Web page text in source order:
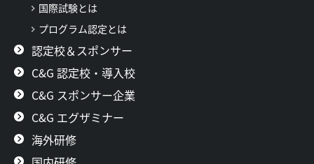
国際試験とは
プログラム認定とは
認定校＆スポンサー
C&G 認定校・導入校
C&G スポンサー企業
C&G エグザミナー
海外研修